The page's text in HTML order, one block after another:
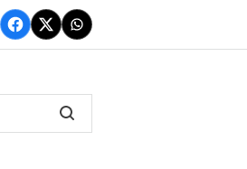
Facebook
TwitterWhatsApp